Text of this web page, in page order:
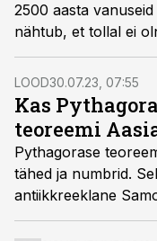
2500 aasta
nähtub, et tollal ei
mälu-, kõne-, ning
levinud; vastupidi,
dementsus on seega
LOOD30.07.23, 07:55
Kas
teoreemi
Pythagorase
tähed ja numbrid.
antiikkreeklane
teda pooljumalaks